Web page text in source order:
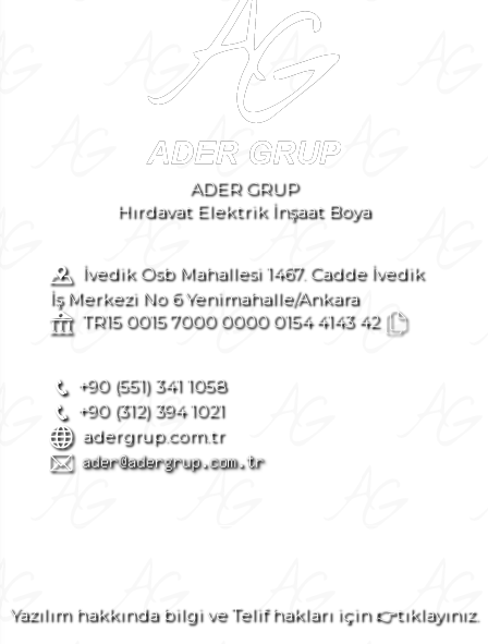
ADER GRUP
Hırdavat Elektrik İnşaat Boya
İvedik Osb Mahallesi 1467. Cadde İvedik
İş Merkezi No 6 Yenimahalle/Ankara
TR15 0015 7000 0000 0154 4143 42
+90 (551) 341 1058
+90 (312) 394 1021
adergrup.com.tr
Yazılım hakkında bilgi ve Telif hakları için 👉tıklayınız.